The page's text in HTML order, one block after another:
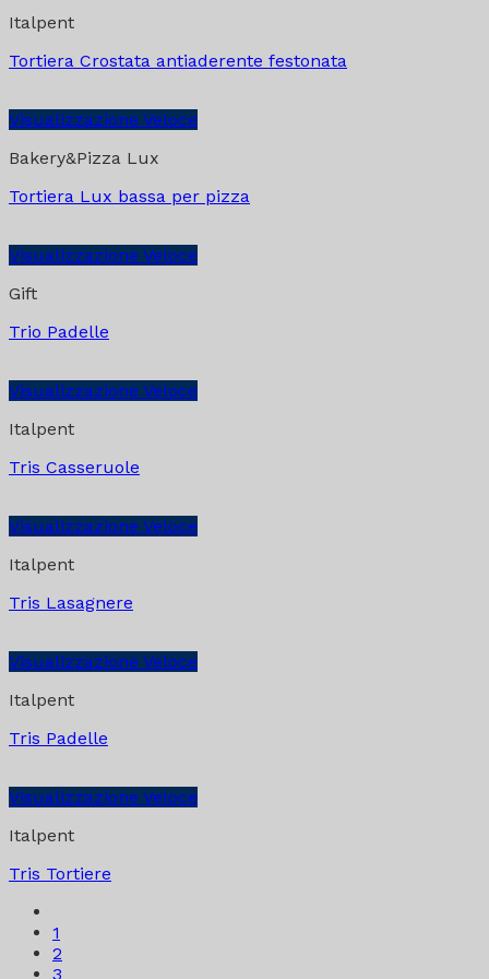
Italpent
Tortiera Crostata antiaderente festonata
Visualizzazione Veloce
Bakery&Pizza Lux
Tortiera Lux bassa per pizza
Visualizzazione Veloce
Gift
Trio Padelle
Visualizzazione Veloce
Italpent
Tris Casseruole
Visualizzazione Veloce
Italpent
Tris Lasagnere
Visualizzazione Veloce
Italpent
Tris Padelle
Visualizzazione Veloce
Italpent
Tris Tortiere
1
2
3